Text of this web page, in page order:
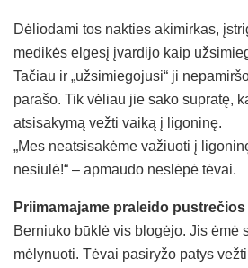
Dėliodami tos nakties akimirkas,
medikės elgesį įvardijo kaip
Tačiau ir „užsimiegojusi“ ji
parašo. Tik vėliau jie sako supratę,
atsisakymą vežti vaiką į ligoninę.
„Mes neatsisakėme važiuoti į
nesiūlė!“ – apmaudo neslėpė tėvai.
Priimamajame praleido
Berniuko būklė vis blogėjo. Jis ėmė
mėlynuoti. Tėvai pasiryžo patys